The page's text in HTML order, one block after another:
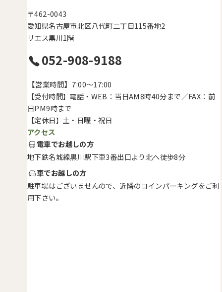
〒462-0043
愛知県名古屋市北区八代町二丁目115番地2
リエス黒川1階
052-908-9188
【営業時間】 7:00～17:00
【受付時間】 電話・WEB：当日AM8時40分まで／FAX：前
日PM9時まで
【定休日】 土・日曜・祝日
アクセス
電車でお越しの方
地下鉄名城線黒川駅下車3番出口より北へ徒歩8分
車でお越しの方
駐車場はございませんので、近隣のコインパーキングをご利
用下さい。